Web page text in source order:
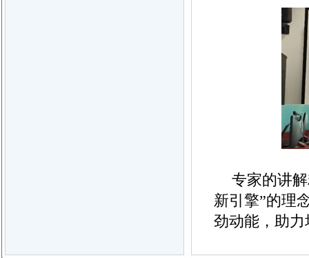
专家的讲
新引擎”的理
劲动能，助